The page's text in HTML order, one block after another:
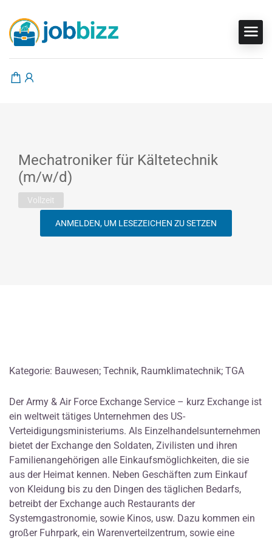
Mechatroniker für Kältetechnik
(m/w/d)
Vollzeit
ANMELDEN, UM LESEZEICHEN ZU SETZEN
Kategorie: Bauwesen; Technik, Raumklimatechnik; TGA
Der Army & Air Force Exchange Service – kurz Exchange ist
ein weltweit tätiges Unternehmen des US-
Verteidigungsministeriums. Als Einzelhandelsunternehmen
bietet der Exchange den Soldaten, Zivilisten und ihren
Familienangehörigen alle Einkaufsmöglichkeiten, die sie
aus der Heimat kennen. Neben Geschäften zum Einkauf
von Kleidung bis zu den Dingen des täglichen Bedarfs,
betreibt der Exchange auch Restaurants der
Systemgastronomie, sowie Kinos, usw. Dazu kommen ein
großer Fuhrpark, ein Warenverteilzentrum, sowie eine